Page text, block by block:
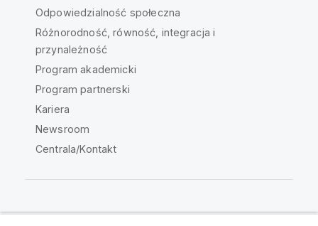
Odpowiedzialność społeczna
Różnorodność, równość, integracja i
przynależność
Program akademicki
Program partnerski
Kariera
Newsroom
Centrala/Kontakt